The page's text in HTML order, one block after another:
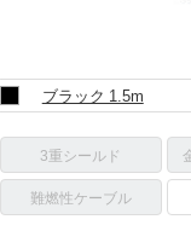
ブラック 1.5m
3重シールド
難燃性ケーブル